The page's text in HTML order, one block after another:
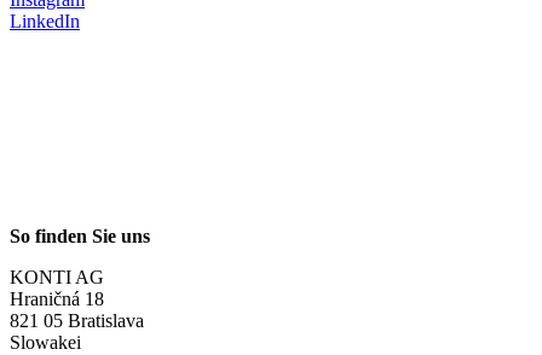
LinkedIn
So finden Sie uns
KONTI AG
Hraničná 18
821 05 Bratislava
Slowakei